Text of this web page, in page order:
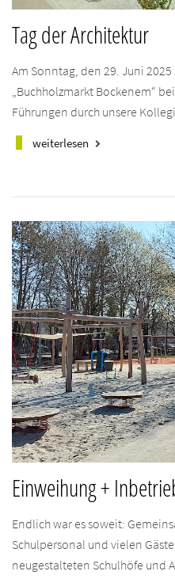
Tag der Architektur
Am Sonntag, den 29. Juni
„Buchholzmarkt Bockenem“
Führungen durch unsere
weiterlesen keyboard_arrow_right
Einweihung +
Endlich war es soweit:
Schulpersonal und vielen
neugestalteten Schulhöfe und